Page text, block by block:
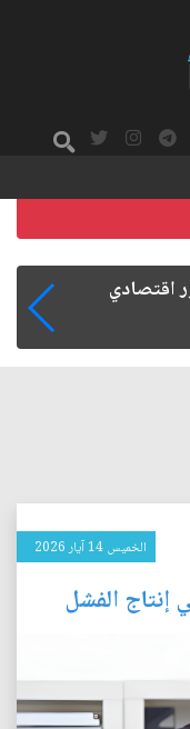
الزيارة من هويتها
الخميس 14 آيار 2026
إنتاج الفشل